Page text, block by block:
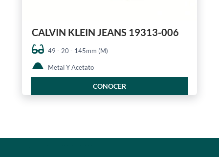
CALVIN KLEIN JEANS 19313-006
49 - 20 - 145mm (M)
Metal Y Acetato
CONOCER